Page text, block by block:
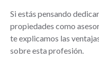
Si estás pensando
propiedades como
te explicamos las
sobre esta profesión.